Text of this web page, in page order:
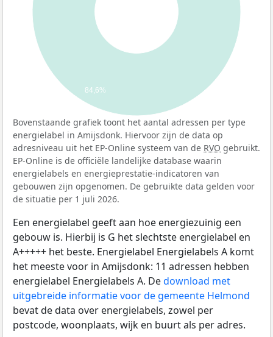
84,6%
Bovenstaande grafiek toont het aantal adressen per type
energielabel in Amijsdonk. Hiervoor zijn de data op
adresniveau uit het EP-Online systeem van de RVO gebruikt.
EP-Online is de officiële landelijke database waarin
energielabels en energieprestatie-indicatoren van
gebouwen zijn opgenomen. De gebruikte data gelden voor
de situatie per 1 juli 2026.
Een energielabel geeft aan hoe energiezuinig een
gebouw is. Hierbij is G het slechtste energielabel en
A+++++ het beste. Energielabel Energielabels A komt
het meeste voor in Amijsdonk: 11 adressen hebben
energielabel Energielabels A. Dedownload met
uitgebreide informatie voor de gemeente Helmond
bevat de data over energielabels, zowel per
postcode, woonplaats, wijk en buurt als per adres.